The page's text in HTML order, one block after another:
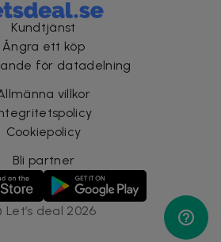
Kundtjänst
Ångra ett köp
för datadelning
villkor
Cookiepolicy
Bli partner
Let’s deal 2026